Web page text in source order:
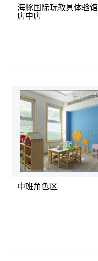
海豚国际玩教具体验馆
店中店
中班角色区